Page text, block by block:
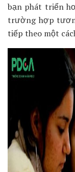
bạn phát triển
trường hợp
tiếp theo một